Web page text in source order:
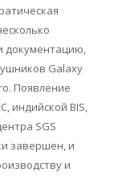
документацию,
Galaxy
Появление
индийской BIS,
SGS
завершен, и
и